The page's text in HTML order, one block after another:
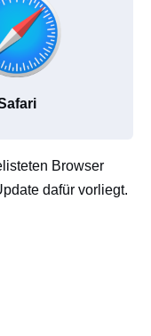
Browser
dafür vorliegt.